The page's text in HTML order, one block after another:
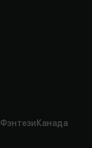
Фэнтези Канада